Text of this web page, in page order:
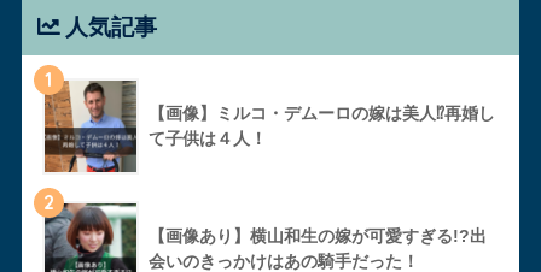
人気記事
1
【画像】ミルコ・デムーロの嫁は美人⁉︎再婚し
て子供は４人！
2
【画像あり】横山和生の嫁が可愛すぎる!?出
会いのきっかけはあの騎手だった！